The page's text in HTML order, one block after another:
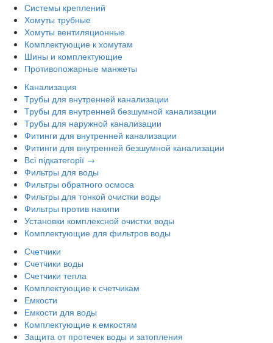
Системы креплений
Хомуты трубные
Хомуты вентиляционные
Комплектующие к хомутам
Шины и комплектующие
Противопожарные манжеты
Канализация
Трубы для внутренней канализации
Трубы для внутренней безшумной канализации
Трубы для наружной канализации
Фитинги для внутренней канализации
Фитинги для внутренней безшумной канализации
Всі підкатегорії →
Фильтры для воды
Фильтры обратного осмоса
Фильтры для тонкой очистки воды
Фильтры против накипи
Установки комплексной очистки воды
Комплектующие для фильтров воды
Счетчики
Счетчики воды
Счетчики тепла
Комплектующие к счетчикам
Емкости
Емкости для воды
Комплектующие к емкостям
Защита от протечек воды и затопления